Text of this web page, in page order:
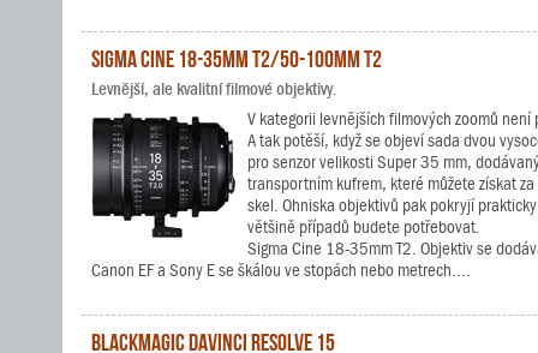
Sigma Cine 18-35mm T2/50-100mm T2
Levnější, ale kvalitní filmové objektivy.
V kategorii levnějších filmových zoomů není
A tak potěší, když se objeví sada dvou
pro senzor velikosti Super 35 mm,
transportním kufrem, které můžete získat
skel. Ohniska objektivů pak pokryjí
většině případů budete potřebovat.
Sigma Cine 18-35mm T2. Objektiv se
Canon EF a Sony E se škálou ve stopách nebo metrech....
Blackmagic DaVinci Resolve 15